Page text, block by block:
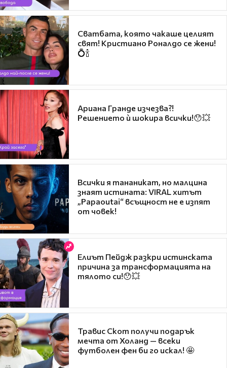
Сватбата, която чакаше целият
свят! Кристиано Роналдо се жени!
💍🍾
Ариана Гранде изчезва?!
Решението ѝ шокира всички!😯💥
Всички я тананикат, но малцина
знаят истината: VIRAL хитът
„Papaoutai“ всъщност не е изпят
от човек!
Елиът Пейдж разкри истинската
причина за трансформацията на
тялото си!😯💥
Травис Скот получи подарък
мечта от Холанд — всеки
футболен фен би го искал! 🤩